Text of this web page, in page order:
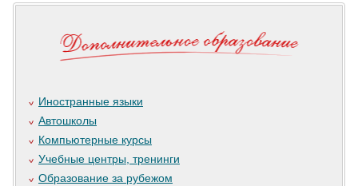
Иностранные языки
Автошколы
Компьютерные курсы
Учебные центры, тренинги
Образование за рубежом